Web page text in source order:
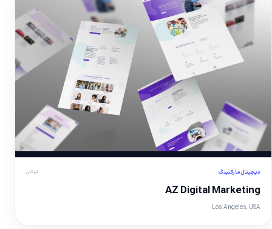
دیجیتال مارکتینگ شرکتی
AZ Digital Marketing
Los Angeles, USA